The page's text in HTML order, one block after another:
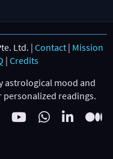
Ltd. | Contact | Mission
| Credits
astrological mood and
personalized readings.